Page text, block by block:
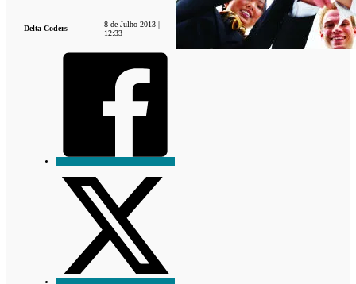
Delta Coders
8 de Julho 2013 |
12:33